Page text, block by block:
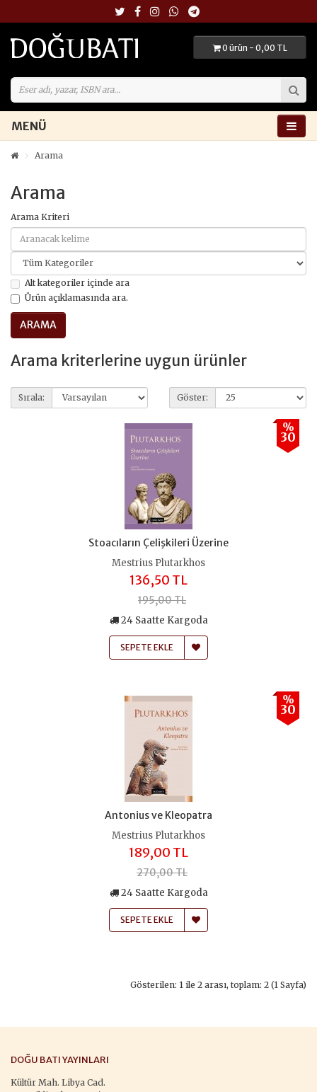
0 ürün - 0,00 TL
MENÜ
Arama
Arama
Arama Kriteri
Alt kategoriler içinde ara
Ürün açıklamasında ara.
Arama kriterlerine uygun ürünler
Sırala: Göster:
%
30
Stoacıların Çelişkileri Üzerine
Mestrius Plutarkhos
136,50 TL
195,00 TL
24 Saatte Kargoda
SEPETE EKLE
%
30
Antonius ve Kleopatra
Mestrius Plutarkhos
189,00 TL
270,00 TL
24 Saatte Kargoda
SEPETE EKLE
Gösterilen: 1 ile 2 arası, toplam: 2 (1 Sayfa)
DOĞU BATI YAYINLARI
Kültür Mah. Libya Cad.